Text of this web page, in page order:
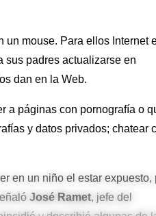
un mouse. Para ellos Internet
sus padres actualizarse en
dan en la Web.
a páginas con pornografía o
y datos privados; chatear
en un niño el estar expuesto,
José Ramet, jefe del